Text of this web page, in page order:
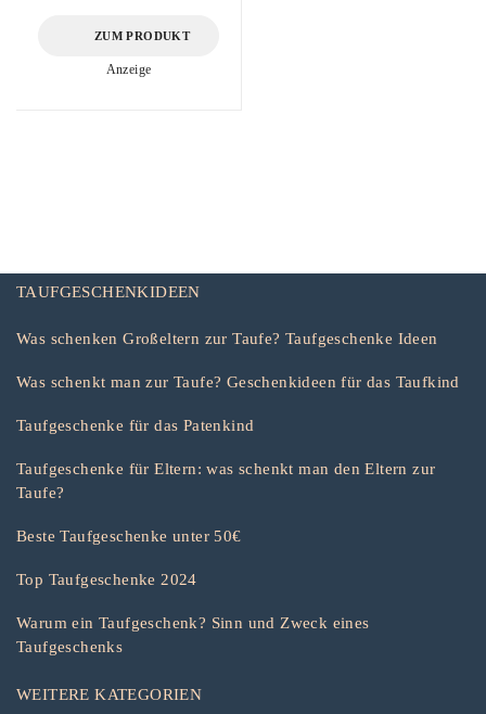
ZUM PRODUKT
Anzeige
TAUFGESCHENKIDEEN
Was schenken Großeltern zur Taufe? Taufgeschenke Ideen
Was schenkt man zur Taufe? Geschenkideen für das Taufkind
Taufgeschenke für das Patenkind
Taufgeschenke für Eltern: was schenkt man den Eltern zur
Taufe?
Beste Taufgeschenke unter 50€
Top Taufgeschenke 2024
Warum ein Taufgeschenk? Sinn und Zweck eines
Taufgeschenks
WEITERE KATEGORIEN